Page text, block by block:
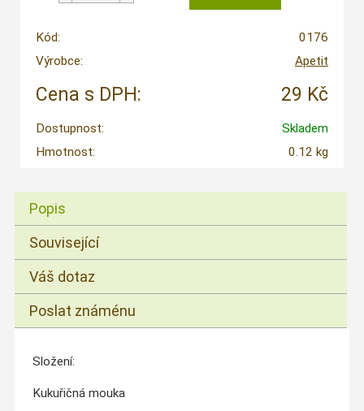
Kód:
0176
Výrobce:
Apetit
Cena s DPH: 29 Kč
Dostupnost:
Skladem
Hmotnost:
0.12 kg
Popis
Související
Váš dotaz
Poslat známénu
Složení:
Kukuřičná mouka